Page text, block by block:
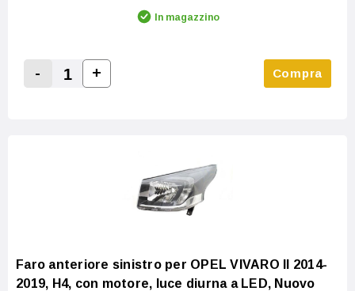
In magazzino
Decrease Quantity:
-
Increase Quantity:
+ Compra
Faro anteriore sinistro per OPEL VIVARO II 2014-
2019, H4, con motore, luce diurna a LED, Nuovo